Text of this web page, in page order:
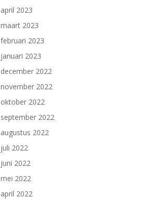
april 2023
maart 2023
februari 2023
januari 2023
december 2022
november 2022
oktober 2022
september 2022
augustus 2022
juli 2022
juni 2022
mei 2022
april 2022